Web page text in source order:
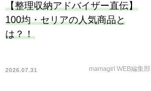
【整理収納アドバイザー直伝】
100均・セリアの人気商品と
は？！
2026.07.31 mamagirl WEB編集部